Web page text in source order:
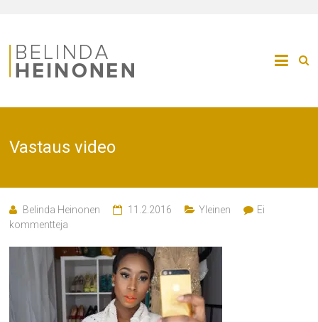
Vastaus video
Belinda Heinonen 11.2.2016 Yleinen
Ei
kommentteja